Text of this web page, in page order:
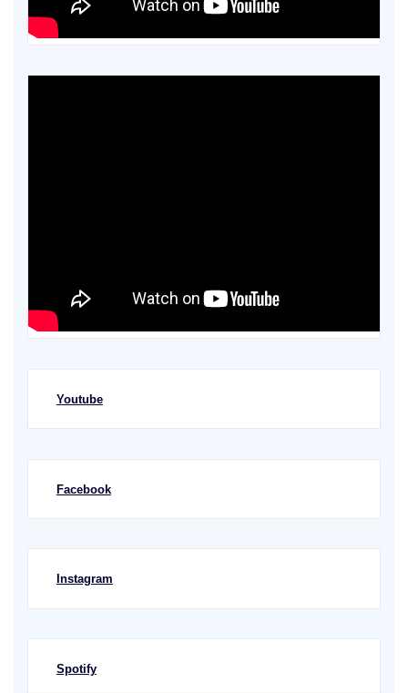
Youtube
Facebook
Instagram
Spotify